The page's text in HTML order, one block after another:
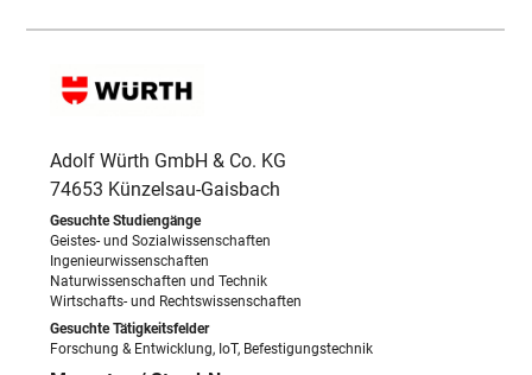
Adolf Würth GmbH & Co. KG
74653 Künzelsau-Gaisbach
Geistes- und Sozialwissenschaften
Ingenieurwissenschaften
Naturwissenschaften und Technik
Wirtschafts- und Rechtswissenschaften
Forschung & Entwicklung, IoT, Befestigungstechnik